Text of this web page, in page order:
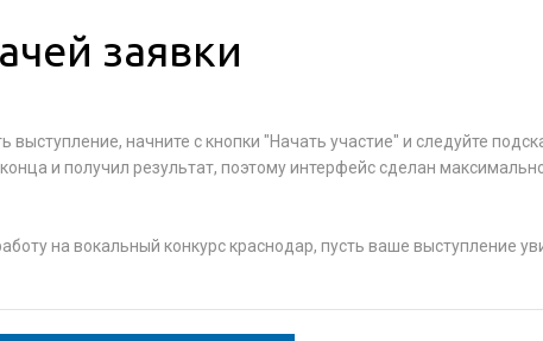
заявки
начните с кнопки "Начать участие" и следуйте
и получил результат, поэтому интерфейс сделан
на вокальный конкурс краснодар, пусть ваше выступление